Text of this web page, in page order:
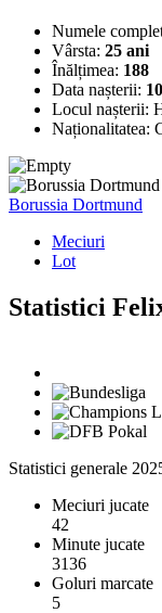
Numele
Vârsta: 25 ani
Înălțimea: 188
Data nașterii:
Locul nașterii:
Naționalitatea:
Borussia Dortmund
Meciuri
Lot
Statistici
Statistici generale
Meciuri jucate
42
Minute jucate
3136
Goluri marcate
5